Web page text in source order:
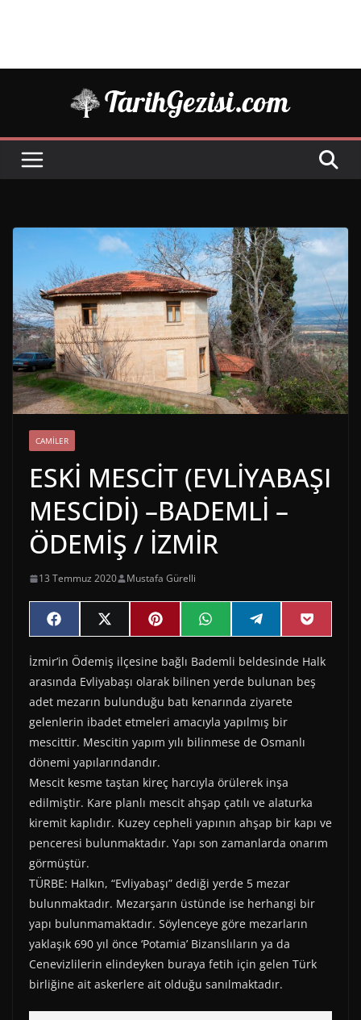
CAMILER
ESKİ MESCİT (EVLİYABAŞI
MESCİDİ) –BADEMLİ –
ÖDEMİŞ / İZMİR
13 Temmuz 2020 Mustafa Gürelli
Share
on
F
a
e
b
o
o
k
Share
on
X
(
w
i
t
t
e
r
)
Share
on
P
i
t
e
r
e
s
t
Share
on
W
h
t
s
A
p
p
Share
on
e
e
g
r
a
m
Share
on
P
o
k
e
t
İzmir’in Ödemiş ilçesine bağlı Bademli beldesinde Halk
arasında Evliyabaşı olarak bilinen yerde bulunan beş
adet mezarın bulunduğu batı kenarında ziyarete
gelenlerin ibadet etmeleri amacıyla yapılmış bir
mescittir. Mescitin yapım yılı bilinmese de Osmanlı
dönemi yapılarındandır.
Mescit kesme taştan kireç harcıyla örülerek inşa
edilmiştir. Kare planlı mescit ahşap çatılı ve alaturka
kiremit kaplıdır. Kuzey cepheli yapının ahşap bir kapı ve
penceresi bulunmaktadır. Yapı son zamanlarda onarım
görmüştür.
TÜRBE: Halkın, “Evliyabaşı” dediği yerde 5 mezar
bulunmaktadır. Mezarşarın üstünde ise herhangi bir
yapı bulunmamaktadır. Söylenceye göre mezarların
yaklaşık 690 yıl önce ‘Potamia’ Bizanslıların ya da
Cenevizlilerin elindeyken buraya fetih için gelen Türk
birliğine ait askerlere ait olduğu sanılmaktadır.